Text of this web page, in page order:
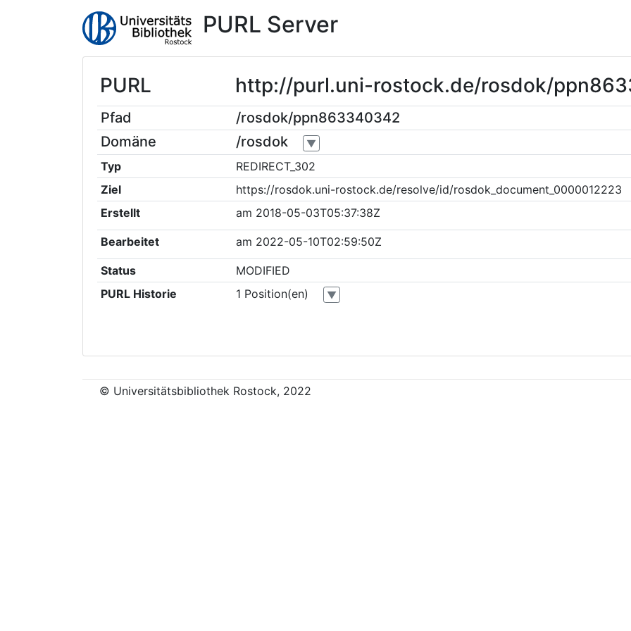
PURL Server
PURL http://purl.uni-rostock.de/rosdok/
Pfad
/rosdok/ppn863340342
Domäne
/rosdok ▼
Typ
REDIRECT_302
Ziel
https://rosdok.uni-rostock.de/resolve/id/rosdok_document_0000012223
Erstellt
am 2018-05-03T05:37:38Z
Bearbeitet am 2022-05-10T02:59:50Z
Status
MODIFIED
PURL Historie
1 Position(en) ▼
© Universitätsbibliothek Rostock, 2022